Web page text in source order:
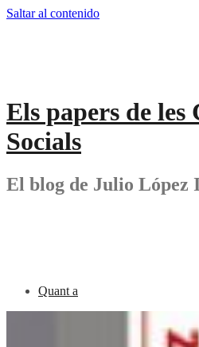
Saltar al contenido
Els papers de les
Socials
El blog de Julio López
Quant a